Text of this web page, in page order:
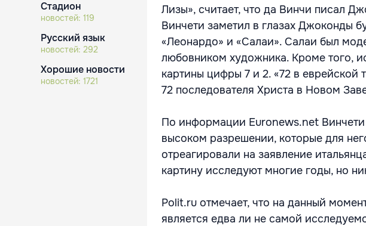
Стадион
новостей: 119
Русский язык
новостей: 292
Хорошие новости
новостей: 1721
Лизы», считает, что да Винчи писал
Винчети заметил в глазах Джоконды
«Леонардо» и «Салаи». Салаи был
любовником художника. Кроме того,
картины цифры 7 и 2. «72 в
72 последователя Христа в Новом
По информации Euronews.net
высоком разрешении, которые для
отреагировали на заявление
картину исследуют многие годы, но
Polit.ru отмечает, что на данный
является едва ли не самой